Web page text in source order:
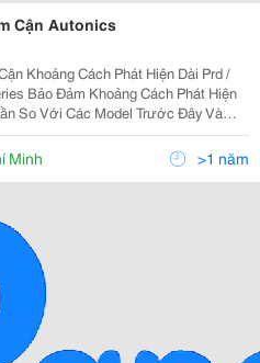
Cận Autonics
Khoảng Cách Phát Hiện Dài Prd /
Bảo Đảm Khoảng Cách Phát Hiện
So Với Các Model Trước Đây Và
Tính Chống Nhiễu Siêu Đẳng Bậc
Ic Được Thiết Kế Chuyên Dụng.
Minh >1 năm